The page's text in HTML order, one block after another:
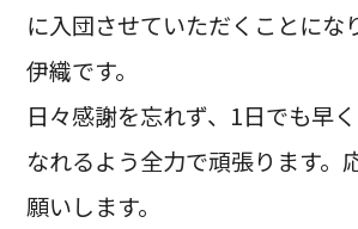
に入団させていただくことにな
伊織です。
日々感謝を忘れず、1日でも早
なれるよう全力で頑張ります。
願いします。